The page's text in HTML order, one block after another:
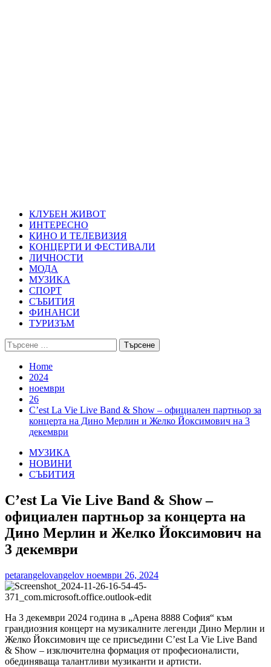
КЛУБЕН ЖИВОТ
ИНТЕРЕСНО
КИНО И ТЕЛЕВИЗИЯ
КОНЦЕРТИ И ФЕСТИВАЛИ
ЛИЧНОСТИ
МОДА
МУЗИКА
СПОРТ
СЪБИТИЯ
ФИНАНСИ
ТУРИЗЪМ
Търсене
за:
Home
2024
ноември
26
C’est La Vie Live Band & Show – официален партньор за
концерта на Дино Мерлин и Желко Йоксимович на 3
декември
МУЗИКА
НОВИНИ
СЪБИТИЯ
C’est La Vie Live Band & Show –
официален партньор за концерта на
Дино Мерлин и Желко Йоксимович на
3 декември
petarangelovangelov ноември 26, 2024
На 3 декември 2024 година в „Арена 8888 София“ към
грандиозния концерт на музикалните легенди Дино Мерлин и
Желко Йоксимович ще се присъедини C’est La Vie Live Band
& Show – изключителна формация от професионалисти,
обединяваща талантливи музиканти и артисти.